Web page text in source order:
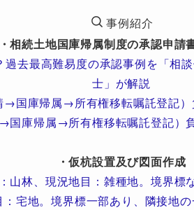
事例紹介
・相続土地国庫帰属制度の承認申請
去最高難易度の承認事例を「相
士」が解説
国庫帰属→所有権移転嘱託登記）
庫帰属→所有権移転嘱託登記）
・仮杭設置及び図面作成
林、現況地目：雑種地。境界標
宅地。境界標一部あり、隣接地の